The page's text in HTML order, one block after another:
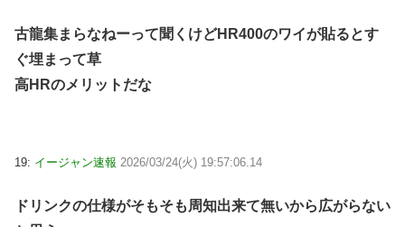
古龍集まらなねーって聞くけどHR400のワイが貼るとす
ぐ埋まって草
高HRのメリットだな
19: イージャン速報 2026/03/24(火) 19:57:06.14
ドリンクの仕様がそもそも周知出来て無いから広がらない